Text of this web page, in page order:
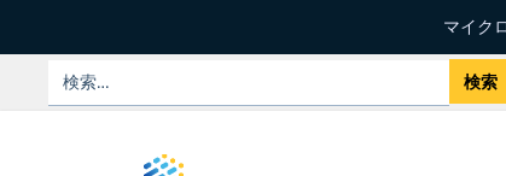
マイク